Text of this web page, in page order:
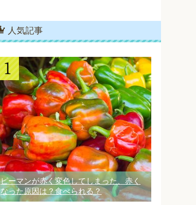
人気記事
ピーマンが赤く変色してしまった、赤く
なった原因は？食べられる？